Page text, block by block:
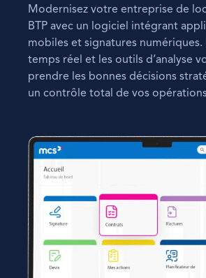
Modernisez votre entreprise de
BTP avec un logiciel intégrant
mobiles et signatures
temps réel et les outils d’analyse
prendre les bonnes décisions
un contrôle total de vos